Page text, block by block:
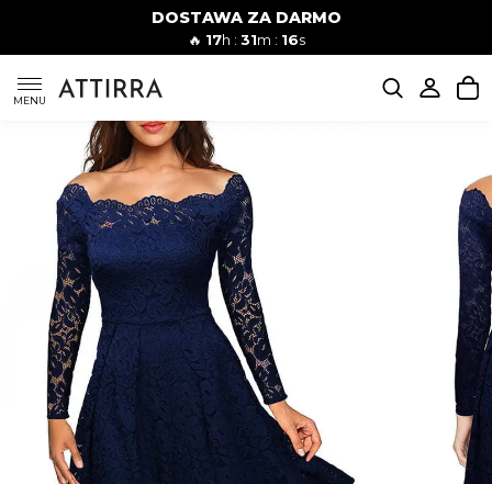
DOSTAWA ZA DARMO
🔥 17h :31m : 15s
MENU
Mężczyźni
SUKIENKI
KOMBINEZONY
DÓŁ DAMSKIE
STROJE KĄPIELOWE
BLUZKI